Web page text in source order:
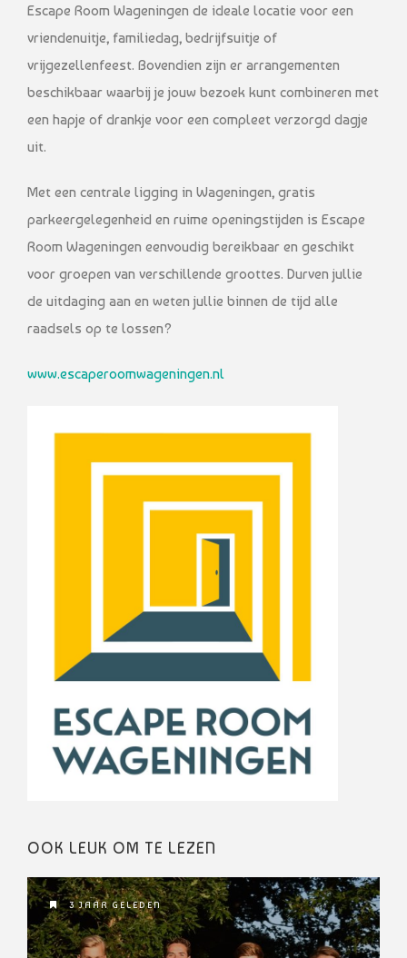
Escape Room Wageningen de ideale locatie voor een
vriendenuitje, familiedag, bedrijfsuitje of
vrijgezellenfeest. Bovendien zijn er arrangementen
beschikbaar waarbij je jouw bezoek kunt combineren met
een hapje of drankje voor een compleet verzorgd dagje
uit.
Met een centrale ligging in Wageningen, gratis
parkeergelegenheid en ruime openingstijden is Escape
Room Wageningen eenvoudig bereikbaar en geschikt
voor groepen van verschillende groottes. Durven jullie
de uitdaging aan en weten jullie binnen de tijd alle
raadsels op te lossen?
www.escaperoomwageningen.nl
OOK LEUK OM TE LEZEN
3 JAAR GELEDEN